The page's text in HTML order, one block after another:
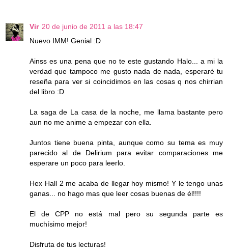
Vir 20 de junio de 2011 a las 18:47
Nuevo IMM! Genial :D
Ainss es una pena que no te este gustando Halo... a mi la
verdad que tampoco me gusto nada de nada, esperaré tu
reseña para ver si coincidimos en las cosas q nos chirrian
del libro :D
La saga de La casa de la noche, me llama bastante pero
aun no me anime a empezar con ella.
Juntos tiene buena pinta, aunque como su tema es muy
parecido al de Delirium para evitar comparaciones me
esperare un poco para leerlo.
Hex Hall 2 me acaba de llegar hoy mismo! Y le tengo unas
ganas... no hago mas que leer cosas buenas de él!!!!
El de CPP no está mal pero su segunda parte es
muchísimo mejor!
Disfruta de tus lecturas!